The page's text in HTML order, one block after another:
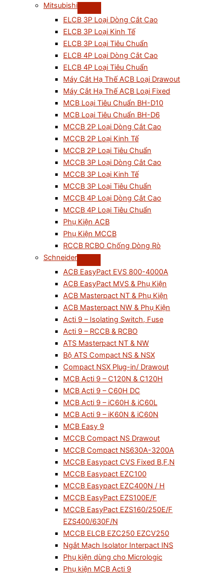
Mitsubishi
ELCB 3P Loại Dòng Cắt Cao
ELCB 3P Loại Kinh Tế
ELCB 3P Loại Tiêu Chuẩn
ELCB 4P Loại Dòng Cắt Cao
ELCB 4P Loại Tiêu Chuẩn
Máy Cắt Hạ Thế ACB Loại Drawout
Máy Cắt Hạ Thế ACB Loại Fixed
MCB Loại Tiêu Chuẩn BH-D10
MCB Loại Tiêu Chuẩn BH-D6
MCCB 2P Loại Dòng Cắt Cao
MCCB 2P Loại Kinh Tế
MCCB 2P Loại Tiêu Chuẩn
MCCB 3P Loại Dòng Cắt Cao
MCCB 3P Loại Kinh Tế
MCCB 3P Loại Tiêu Chuẩn
MCCB 4P Loại Dòng Cắt Cao
MCCB 4P Loại Tiêu Chuẩn
Phụ Kiện ACB
Phụ Kiện MCCB
RCCB RCBO Chống Dòng Rò
Schneider
ACB EasyPact EVS 800-4000A
ACB EasyPact MVS & Phụ Kiện
ACB Masterpact NT & Phụ Kiện
ACB Masterpact NW & Phụ Kiện
Acti 9 – Isolating Switch, Fuse
Acti 9 – RCCB & RCBO
ATS Masterpact NT & NW
Bộ ATS Compact NS & NSX
Compact NSX Plug-in/ Drawout
MCB Acti 9 – C120N & C120H
MCB Acti 9 – C60H DC
MCB Acti 9 – iC60H & iC60L
MCB Acti 9 – iK60N & iC60N
MCB Easy 9
MCCB Compact NS Drawout
MCCB Compact NS630A-3200A
MCCB Easypact CVS Fixed B,F,N
MCCB Easypact EZC100
MCCB Easypact EZC400N / H
MCCB EasyPact EZS100E/F
MCCB EasyPact EZS160/250E/F
EZS400/630F/N
MCCB ELCB EZC250 EZCV250
Ngắt Mạch Isolator Interpact INS
Phụ kiện dùng cho Micrologic
Phụ kiện MCB Acti 9